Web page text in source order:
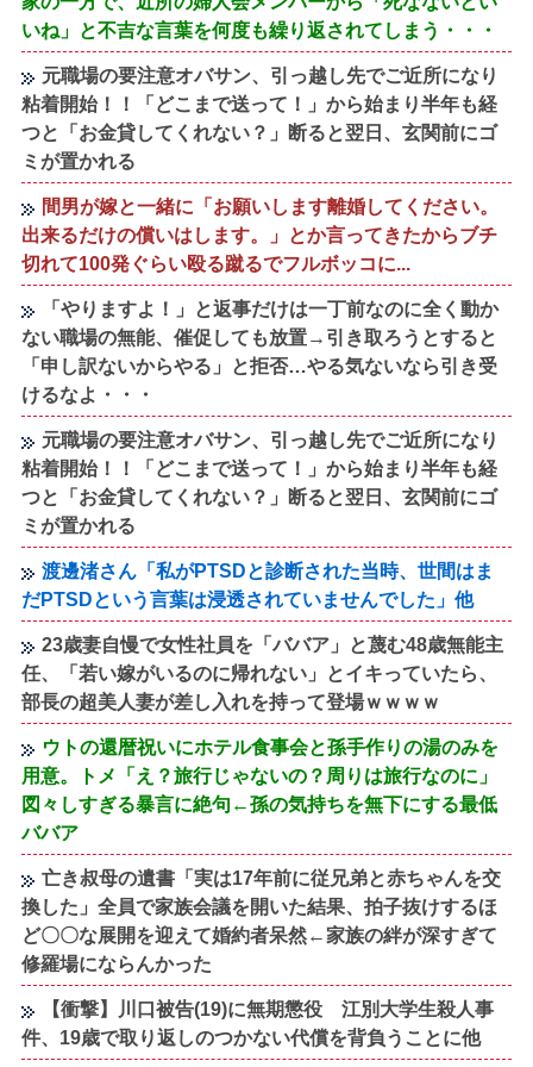
いね」と不吉な言葉を何度も繰り返されてしまう・・・
元職場の要注意オバサン、引っ越し先でご近所になり
粘着開始！！「どこまで送って！」から始まり半年も経
つと「お金貸してくれない？」断ると翌日、玄関前にゴ
ミが置かれる
間男が嫁と一緒に「お願いします離婚してください。
出来るだけの償いはします。」とか言ってきたからブチ
切れて100発ぐらい殴る蹴るでフルボッコに...
「やりますよ！」と返事だけは一丁前なのに全く動か
ない職場の無能、催促しても放置→引き取ろうとすると
「申し訳ないからやる」と拒否…やる気ないなら引き受
けるなよ・・・
元職場の要注意オバサン、引っ越し先でご近所になり
粘着開始！！「どこまで送って！」から始まり半年も経
つと「お金貸してくれない？」断ると翌日、玄関前にゴ
ミが置かれる
渡邊渚さん「私がPTSDと診断された当時、世間はま
だPTSDという言葉は浸透されていませんでした」他
23歳妻自慢で女性社員を「ババア」と蔑む48歳無能主
任、「若い嫁がいるのに帰れない」とイキっていたら、
部長の超美人妻が差し入れを持って登場ｗｗｗｗ
ウトの還暦祝いにホテル食事会と孫手作りの湯のみを
用意。トメ「え？旅行じゃないの？周りは旅行なのに」
図々しすぎる暴言に絶句←孫の気持ちを無下にする最低
ババア
亡き叔母の遺書「実は17年前に従兄弟と赤ちゃんを交
換した」全員で家族会議を開いた結果、拍子抜けするほ
ど〇〇な展開を迎えて婚約者呆然←家族の絆が深すぎて
修羅場にならんかった
【衝撃】川口被告(19)に無期懲役 江別大学生殺人事
件、19歳で取り返しのつかない代償を背負うことに他